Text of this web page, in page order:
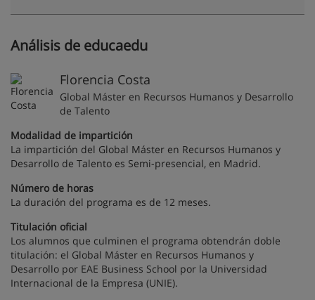
Análisis de educaedu
Florencia Costa
Global Máster en Recursos Humanos y Desarrollo
de Talento
Modalidad de impartición
La impartición del Global Máster en Recursos Humanos y
Desarrollo de Talento es Semi-presencial, en Madrid.
Número de horas
La duración del programa es de 12 meses.
Titulación oficial
Los alumnos que culminen el programa obtendrán doble
titulación: el Global Máster en Recursos Humanos y
Desarrollo por EAE Business School por la Universidad
Internacional de la Empresa (UNIE).